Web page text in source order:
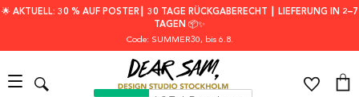
🌟 AKTUELL: 30 % AUF POSTER┃ 30 TAGE RÜCKGABERECHT ┃ LIEFERUNG IN 2–7
TAGEN 📦✨
Code: SUMMER30, bis 6.8.